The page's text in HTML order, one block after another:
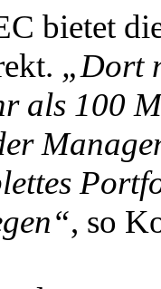
bietet
„Dort
als 100
, so